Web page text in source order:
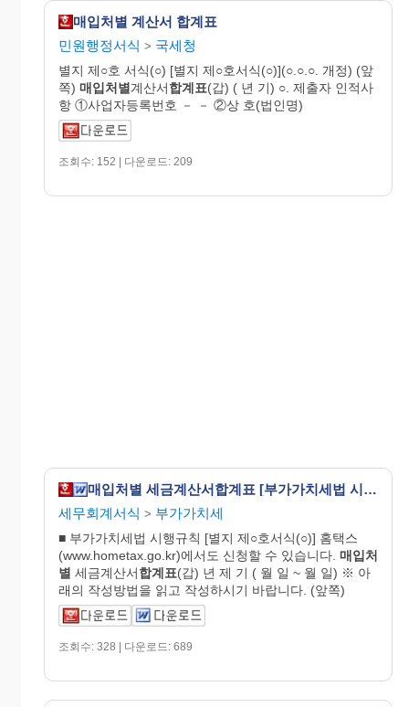
매입처별 계산서 합계표
민원행정서식 > 국세청
별지 제○호 서식(○) [별지 제○호서식(○)](○.○.○. 개정) (앞
쪽) 매입처별계산서합계표(갑) ( 년 기) ○. 제출자 인적사
항 ①사업자등록번호 － － ②상 호(법인명)
조회수: 152 | 다운로드: 209
매입처별 세금계산서합계표 [부가가치세법 시행규칙 서식39]
세무회계서식 > 부가가치세
■ 부가가치세법 시행규칙 [별지 제○호서식(○)] 홈택스
(www.hometax.go.kr)에서도 신청할 수 있습니다. 매입처
별 세금계산서합계표(갑) 년 제 기 ( 월 일 ~ 월 일) ※ 아
래의 작성방법을 읽고 작성하시기 바랍니다. (앞쪽)
조회수: 328 | 다운로드: 689